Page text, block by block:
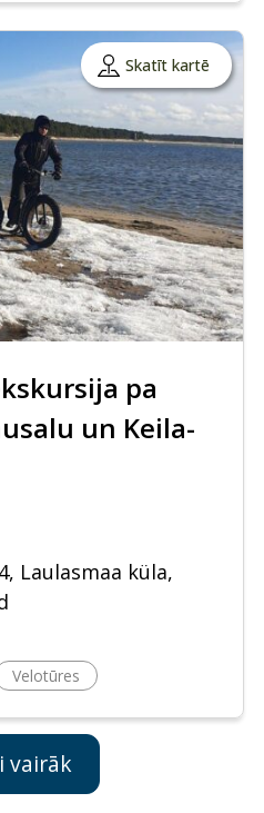
Skatīt kartē
pa
un Keila-
Laulasmaa küla,
Velotūres
vairāk